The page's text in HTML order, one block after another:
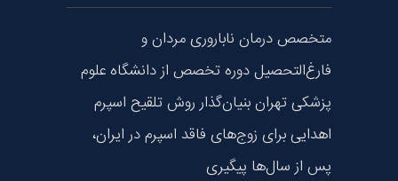
متخصص درمان ناباروری مردان و
فارغ‌التحصیل دوره تخصص از دانشگاه علوم
پزشکی تهران بنیان‌گذار روش تلقیح اسپرم
اهدایی برای زوج‌های فاقد اسپرم در ایران،
پس از سال‌ها پیگیری